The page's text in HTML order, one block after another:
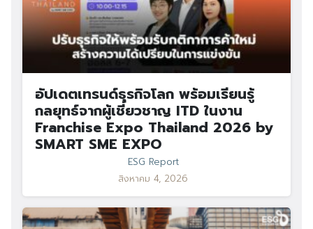
อัปเดตเทรนด์ธุรกิจโลก พร้อมเรียนรู้
กลยุทธ์จากผู้เชี่ยวชาญ ITD ในงาน
Franchise Expo Thailand 2026 by
SMART SME EXPO
ESG Report
สิงหาคม 4, 2026